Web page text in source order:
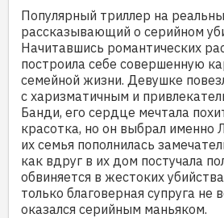
Популярный триллер на
рассказывающий о серийном
Начитавшись романтических
построила себе совершенную
семейной жизни. Девушке
с харизматичным и
Банди, его сердце мечтала
красотка, но он выбрал именно
их семья пополнилась
как вдруг в их дом постучала
обвиняется в жестоких
только благоверная супруга не
оказался серийным маньяком.